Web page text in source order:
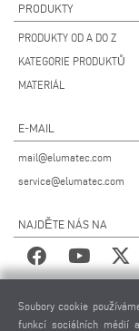
PRODUKTY
PRODUKTY OD A DO Z
KATEGORIE PRODUKTŮ
MATERIÁL
E-MAIL
mail@elumatec.com
service@elumatec.com
NAJDĚTE NÁS NA
PRÁVNÍ UPOZORNĚNÍ
Soubory cookie
funkcí sociálních médií